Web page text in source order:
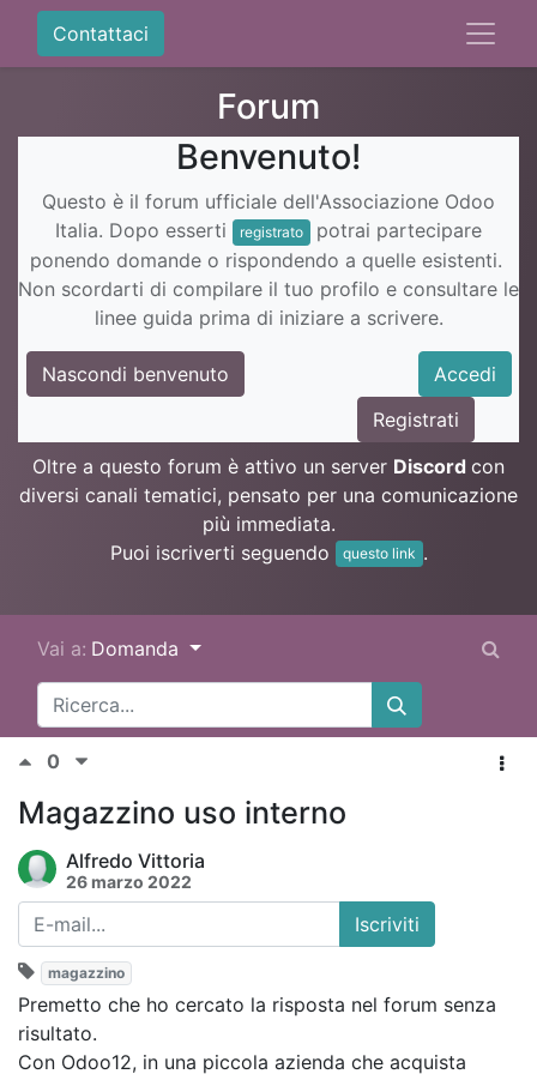
Contattaci
Forum
Benvenuto!
Questo è il forum ufficiale dell'Associazione Odoo
Italia. Dopo esserti
registrato
potrai partecipare
ponendo domande o rispondendo a quelle esistenti.
Non scordarti di compilare il tuo profilo e consultare le
linee guida prima di iniziare a scrivere.
Nascondi benvenuto
Accedi
Registrati
Oltre a questo forum è attivo un server Discord con
diversi canali tematici, pensato per una comunicazione
più immediata.
Puoi iscriverti seguendo
questo link .
Vai a: Domanda
0
Magazzino uso interno
Alfredo Vittoria
26 marzo 2022
Iscriviti
magazzino
Premetto che ho cercato la risposta nel forum senza
risultato.
Con Odoo12, in una piccola azienda che acquista